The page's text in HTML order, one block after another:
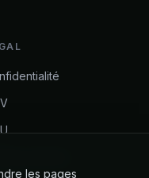
les pages